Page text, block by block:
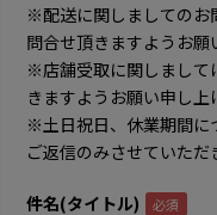
※配送に関しましてのお
問合せ頂きますようお願
※店舗受取に関しまして
きますようお願い申し上
※土日祝日、休業期間に
ご返信のみさせていただ
件名(タイトル)